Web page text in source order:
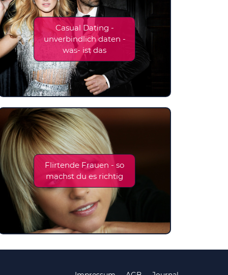
Casual Dating -
unverbindlich daten -
was- ist das
Flirtende Frauen - so
machst du es richtig